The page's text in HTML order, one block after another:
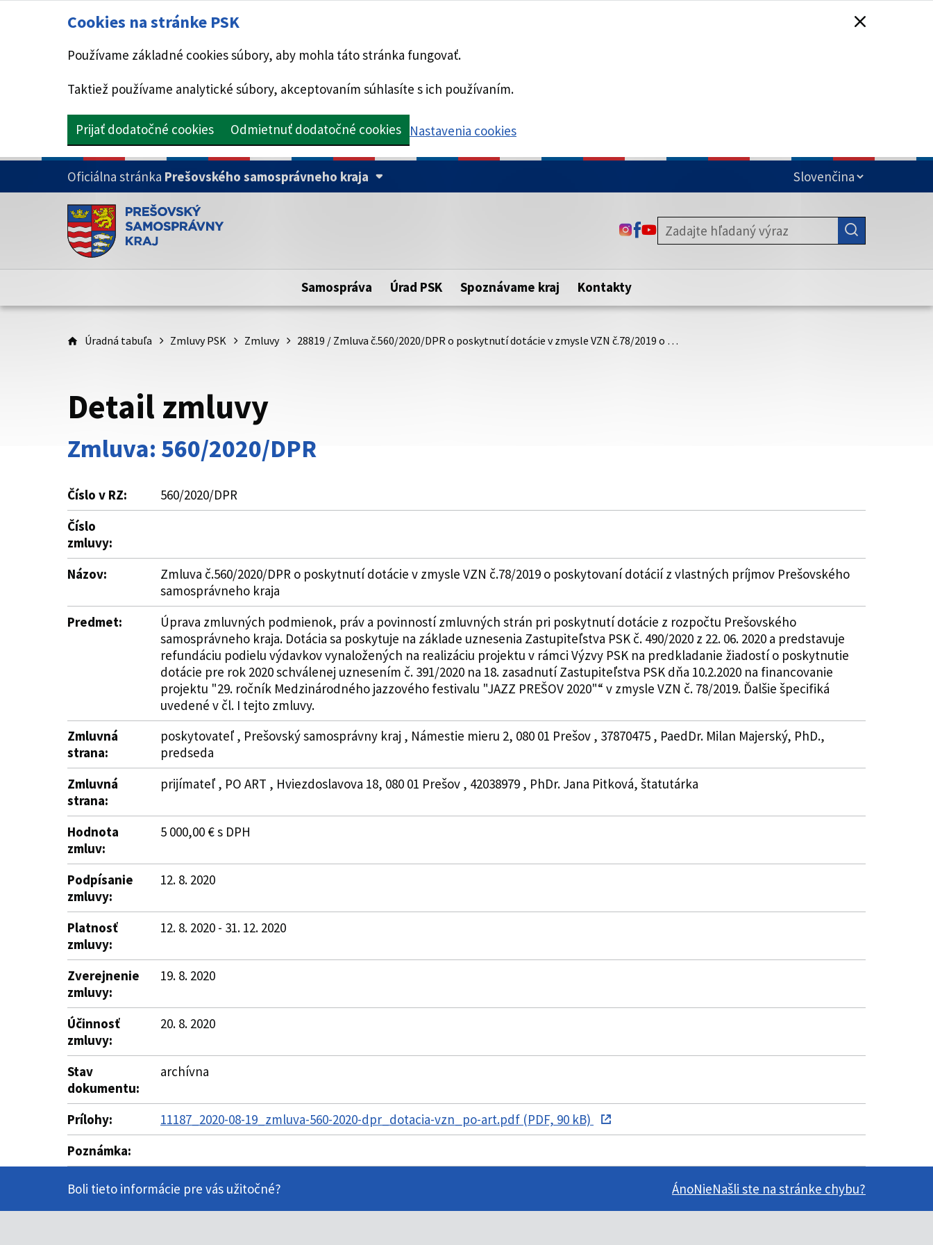
Cookies na stránke PSK
Používame základné cookies súbory, aby mohla táto stránka fungovať.
Taktiež používame analytické súbory, akceptovaním súhlasíte s ich používaním.
Prijať dodatočné cookies Odmietnuť dodatočné cookies Nastavenia cookies
PRESKOČIŤ NA HLAVNÝ OBSAH
Oficiálna stránka Prešovského samosprávneho kraja
Doména psk.sk je oficiálna
Toto je oficiálna webová stránka Prešovského samosprávneho kraja.
Táto stránka je zabezpečená
zabezpečenú webovú stránku. Zabezpečená stránka vždy začína
https:// pred názvom domény webového sídla.
ODKAZ SA OTVORÍ NA NOVEJ KARTE
ODKAZ SA OTVORÍ NA NOVEJ KARTE
ODKAZ SA OTVORÍ NA NOVEJ KARTE
Samospráva Úrad PSK Spoznávame kraj Kontakty
Úradná tabuľa Zmluvy PSK Zmluvy 28819 / Zmluva č.560/2020/DPR o poskytnutí dotácie v zmysle VZN č.78/2019 o …
Detail zmluvy
Zmluva: 560/2020/DPR
Číslo v RZ:
560/2020/DPR
Číslo
zmluvy:
Názov:
Zmluva č.560/2020/DPR o poskytnutí dotácie v zmysle VZN č.78/2019 o poskytovaní dotácií z vlastných príjmov Prešovského
samosprávneho kraja
Predmet:
Úprava zmluvných podmienok, práv a povinností zmluvných strán pri poskytnutí dotácie z rozpočtu Prešovského
samosprávneho kraja. Dotácia sa poskytuje na základe uznesenia Zastupiteľstva PSK č. 490/2020 z 22. 06. 2020 a predstavuje
refundáciu podielu výdavkov vynaložených na realizáciu projektu v rámci Výzvy PSK na predkladanie žiadostí o poskytnutie
dotácie pre rok 2020 schválenej uznesením č. 391/2020 na 18. zasadnutí Zastupiteľstva PSK dňa 10.2.2020 na financovanie
projektu "29. ročník Medzinárodného jazzového festivalu "JAZZ PREŠOV 2020"“ v zmysle VZN č. 78/2019. Ďalšie špecifiká
uvedené v čl. I tejto zmluvy.
Zmluvná
strana:
poskytovateľ , Prešovský samosprávny kraj , Námestie mieru 2, 080 01 Prešov , 37870475 , PaedDr. Milan Majerský, PhD.,
predseda
Zmluvná
strana:
prijímateľ , PO ART , Hviezdoslavova 18, 080 01 Prešov , 42038979 , PhDr. Jana Pitková, štatutárka
Hodnota
zmluv:
5 000,00 € s DPH
Podpísanie
zmluvy:
12. 8. 2020
Platnosť
zmluvy:
12. 8. 2020 - 31. 12. 2020
Zverejnenie
zmluvy:
19. 8. 2020
Účinnosť
zmluvy:
20. 8. 2020
Stav
dokumentu:
archívna
Prílohy:
11187_2020-08-19_zmluva-560-2020-dpr_dotacia-vzn_po-art.pdf (PDF, 90 kB)
Poznámka:
Boli tieto informácie pre vás užitočné? ÁnoNieNašli ste na stránke chybu?